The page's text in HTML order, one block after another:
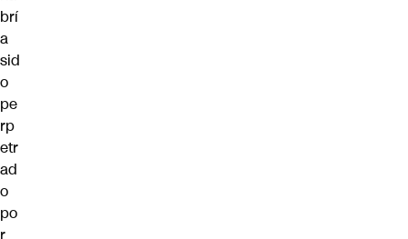
brí
a
sid
o
pe
rp
etr
ad
o
po